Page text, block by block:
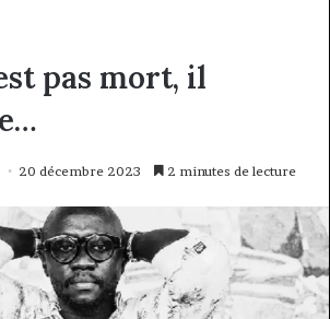
pas mort, il
20 décembre 2023 2 minutes de lecture